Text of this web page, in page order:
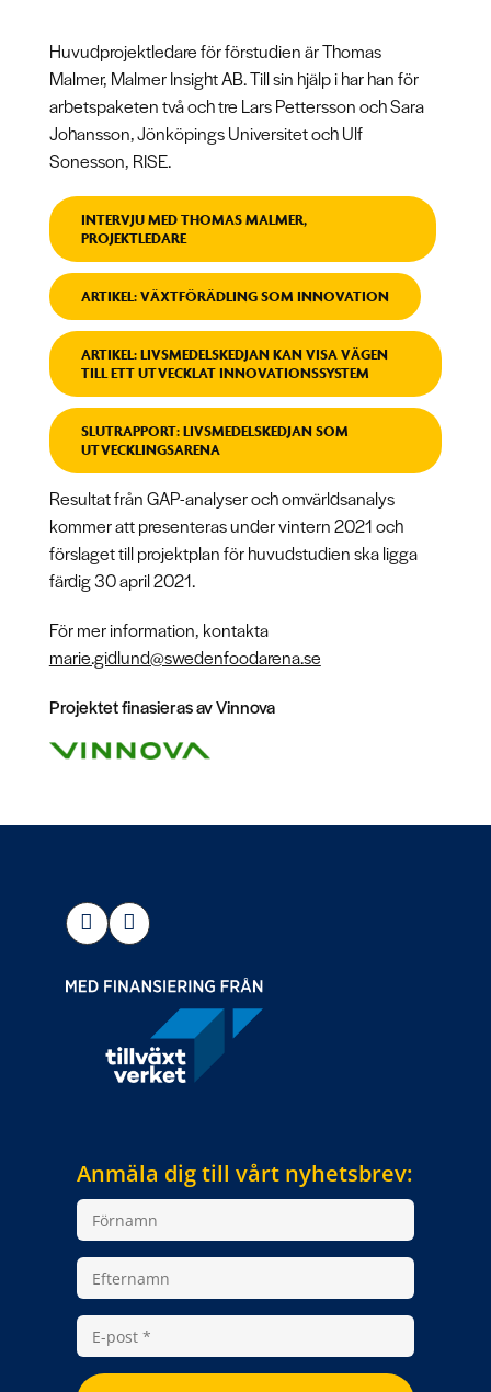
Huvudprojektledare för förstudien är Thomas
Malmer, Malmer Insight AB. Till sin hjälp i har han för
arbetspaketen två och tre Lars Pettersson och Sara
Johansson, Jönköpings Universitet och Ulf
Sonesson, RISE.
INTERVJU MED THOMAS MALMER,
PROJEKTLEDARE
ARTIKEL: VÄXTFÖRÄDLING SOM INNOVATION
ARTIKEL: LIVSMEDELSKEDJAN KAN VISA VÄGEN
TILL ETT UTVECKLAT INNOVATIONSSYSTEM
SLUTRAPPORT: LIVSMEDELSKEDJAN SOM
UTVECKLINGSARENA
Resultat från GAP-analyser och omvärldsanalys
kommer att presenteras under vintern 2021 och
förslaget till projektplan för huvudstudien ska ligga
färdig 30 april 2021.
För mer information, kontakta
marie.gidlund@swedenfoodarena.se
Projektet finasieras av Vinnova
Anmäla dig till vårt nyhetsbrev: